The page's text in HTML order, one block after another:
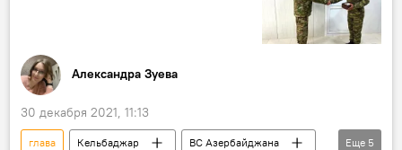
Александра Зуева
30 декабря 2021, 11:13
глава Кельбаджар
ВС Азербайджана
Еще 5